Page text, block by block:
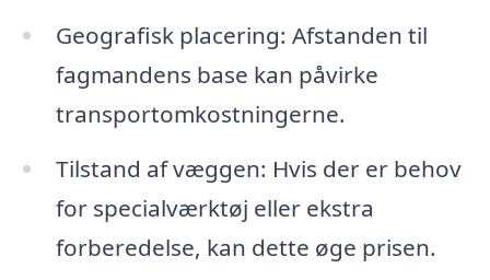
Geografisk placering: Afstanden til
fagmandens base kan påvirke
transportomkostningerne.
Tilstand af væggen: Hvis der er behov
for specialværktøj eller ekstra
forberedelse, kan dette øge prisen.